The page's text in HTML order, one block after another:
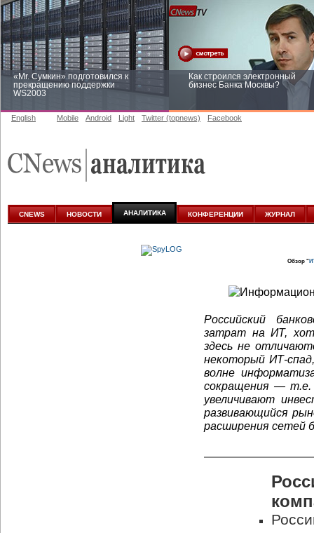
«Mr. Сумкин» подготовился к
прекращению поддержки
WS2003
Как строился электронный
бизнес Банка Москвы?
аналитике
English Mobile Android Light Twitter (topnews) Facebook
CNEWS НОВОСТИ АНАЛИТИКА КОНФЕРЕНЦИИ ЖУРНАЛ
Обзор "
Российский
затрат на ИТ,
здесь не
некоторый ИТ-
волне
сокращения — т.е.
увеличивают
развивающийся
расширения сетей